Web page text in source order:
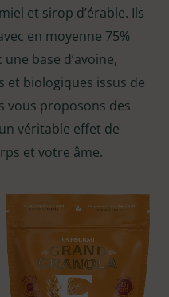
et sirop d’érable. Ils
en moyenne 75%
base d’avoine,
et biologiques issus de
vous proposons des
véritable effet de
et votre âme.
Plage
de
5,50$
à
150,00$